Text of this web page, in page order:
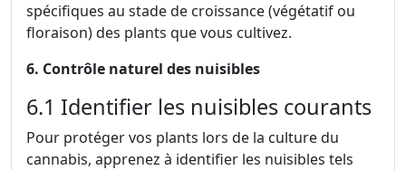
spécifiques au stade de croissance (végétatif ou
floraison) des plants que vous cultivez.
6. Contrôle naturel des nuisibles
6.1 Identifier les nuisibles courants
Pour protéger vos plants lors de la culture du
cannabis, apprenez à identifier les nuisibles tels